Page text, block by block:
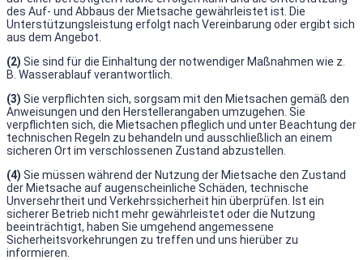
des Auf- und Abbaus der Mietsache gewährleistet ist. Die
Unterstützungsleistung erfolgt nach Vereinbarung oder ergibt sich
aus dem Angebot.
(2) Sie sind für die Einhaltung der notwendiger Maßnahmen wie z.
B. Wasserablauf verantwortlich.
(3) Sie verpflichten sich, sorgsam mit den Mietsachen gemäß den
Anweisungen und den Herstellerangaben umzugehen. Sie
verpflichten sich, die Mietsachen pfleglich und unter Beachtung der
technischen Regeln zu behandeln und ausschließlich an einem
sicheren Ort im verschlossenen Zustand abzustellen.
(4) Sie müssen während der Nutzung der Mietsache den Zustand
der Mietsache auf augenscheinliche Schäden, technische
Unversehrtheit und Verkehrssicherheit hin überprüfen. Ist ein
sicherer Betrieb nicht mehr gewährleistet oder die Nutzung
beeinträchtigt, haben Sie umgehend angemessene
Sicherheitsvorkehrungen zu treffen und uns hierüber zu
informieren.